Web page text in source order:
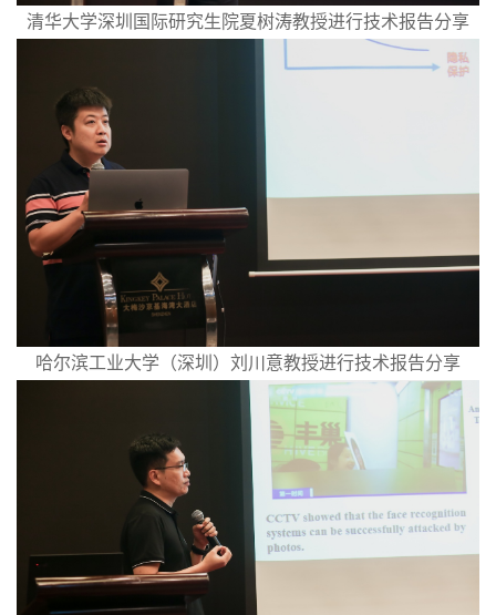
清华大学深圳国际研究生院夏树涛教授进行技术报告分享
哈尔滨工业大学（深圳）刘川意教授进行技术报告分享